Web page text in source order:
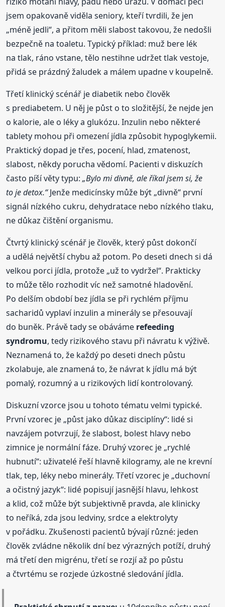
jsem opakovaně viděla seniory, kteří tvrdili, že jen
„méně jedli“, a přitom měli slabost takovou, že nedošli
bezpečně na toaletu. Typický příklad: muž bere lék
na tlak, ráno vstane, tělo nestihne udržet tlak vestoje,
přidá se prázdný žaludek a málem upadne v koupelně.
Třetí klinický scénář je diabetik nebo člověk
s prediabetem. U něj je půst o to složitější, že nejde jen
o kalorie, ale o léky a glukózu. Inzulin nebo některé
tablety mohou při omezení jídla způsobit hypoglykemii.
Praktický dopad je třes, pocení, hlad, zmatenost,
slabost, někdy porucha vědomí. Pacienti v diskuzích
často píší věty typu:„Bylo mi divně, ale říkal jsem si, že
to je detox.“Jenže medicínsky může být „divně“ první
signál nízkého cukru, dehydratace nebo nízkého tlaku,
ne důkaz čištění organismu.
Čtvrtý klinický scénář je člověk, který půst dokončí
a udělá největší chybu až potom. Po deseti dnech si dá
velkou porci jídla, protože „už to vydržel“. Prakticky
to může tělo rozhodit víc než samotné hladovění.
Po delším období bez jídla se při rychlém příjmu
sacharidů vyplaví inzulin a minerály se přesouvají
do buněk. Právě tady se obáváme refeeding
syndromu, tedy rizikového stavu při návratu k výživě.
Neznamená to, že každý po deseti dnech půstu
zkolabuje, ale znamená to, že návrat k jídlu má být
pomalý, rozumný a u rizikových lidí kontrolovaný.
Diskuzní vzorce jsou u tohoto tématu velmi typické.
První vzorec je „půst jako důkaz disciplíny“: lidé si
navzájem potvrzují, že slabost, bolest hlavy nebo
zimnice je normální fáze. Druhý vzorec je „rychlé
hubnutí“: uživatelé řeší hlavně kilogramy, ale ne krevní
tlak, tep, léky nebo minerály. Třetí vzorec je „duchovní
a očistný jazyk“: lidé popisují jasnější hlavu, lehkost
a klid, což může být subjektivně pravda, ale klinicky
to neříká, zda jsou ledviny, srdce a elektrolyty
v pořádku. Zkušenosti pacientů bývají různé: jeden
člověk zvládne několik dní bez výrazných potíží, druhý
má třetí den migrénu, třetí se rozjí až po půstu
a čtvrtému se rozjede úzkostné sledování jídla.